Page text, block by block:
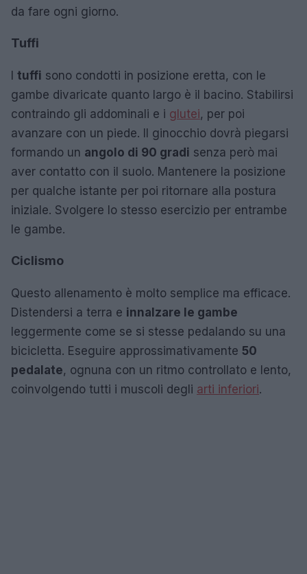
da fare ogni giorno.
Tuffi
I tuffi sono condotti in posizione eretta, con le
gambe divaricate quanto largo è il bacino. Stabilirsi
contraindo gli addominali e i glutei, per poi
avanzare con un piede. Il ginocchio dovrà piegarsi
formando un angolo di 90 gradi senza però mai
aver contatto con il suolo. Mantenere la posizione
per qualche istante per poi ritornare alla postura
iniziale. Svolgere lo stesso esercizio per entrambe
le gambe.
Ciclismo
Questo allenamento è molto semplice ma efficace.
Distendersi a terra e innalzare le gambe
leggermente come se si stesse pedalando su una
bicicletta. Eseguire approssimativamente 50
pedalate, ognuna con un ritmo controllato e lento,
coinvolgendo tutti i muscoli degli arti inferiori.